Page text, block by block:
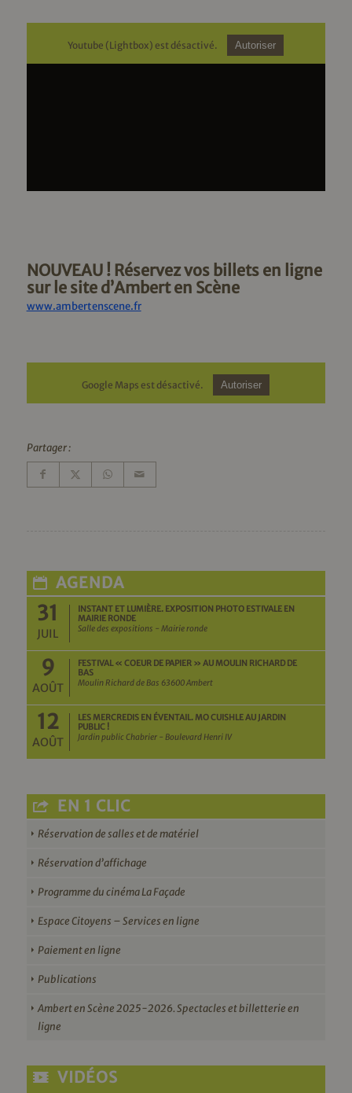
Youtube (Lightbox) est désactivé. Autoriser
NOUVEAU ! Réservez vos billets en ligne
sur le site d’Ambert en Scène
www.ambertenscene.fr
Google Maps est désactivé. Autoriser
Partager :
AGENDA
31
JUIL
INSTANT ET LUMIÈRE. EXPOSITION PHOTO ESTIVALE EN
MAIRIE RONDE
Salle des expositions - Mairie ronde
9
AOÛT
FESTIVAL « COEUR DE PAPIER » AU MOULIN RICHARD DE
BAS
Moulin Richard de Bas 63600 Ambert
12
AOÛT
LES MERCREDIS EN ÉVENTAIL. MO CUISHLE AU JARDIN
PUBLIC !
Jardin public Chabrier - Boulevard Henri IV
EN 1 CLIC
Réservation de salles et de matériel
Réservation d’affichage
Programme du cinéma La Façade
Espace Citoyens – Services en ligne
Paiement en ligne
Publications
Ambert en Scène 2025-2026. Spectacles et billetterie en
ligne
VIDÉOS